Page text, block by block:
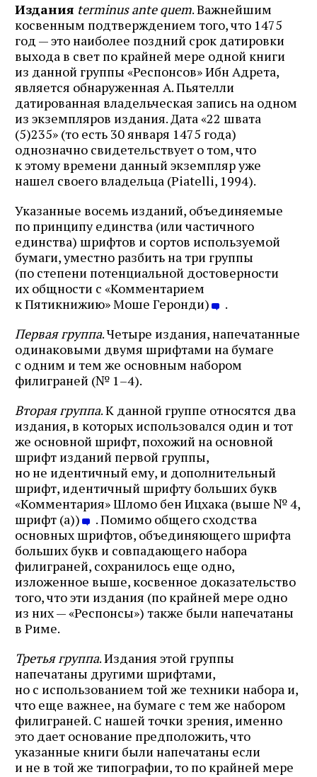
Издания terminus ante quem. Важнейшим
косвенным подтверждением того, что 1475
год — это наиболее поздний срок датировки
выхода в свет по крайней мере одной книги
из данной группы «Респонсов» Ибн Адрета,
является обнаруженная А. Пьятелли
датированная владельческая запись на одном
из экземпляров издания. Дата «22 швата
(5)235» (то есть 30 января 1475 года)
однозначно свидетельствует о том, что
к этому времени данный экземпляр уже
нашел своего владельца (Piatelli, 1994).
Указанные восемь изданий, объединяемые
по принципу единства (или частичного
единства) шрифтов и сортов используемой
бумаги, уместно разбить на три группы
(по степени потенциальной достоверности
их общности с «Комментарием
к Пятикнижию» Моше Геронди)
.
Первая группа. Четыре издания, напечатанные
одинаковыми двумя шрифтами на бумаге
с одним и тем же основным набором
филиграней (№ 1–4).
Вторая группа. К данной группе относятся два
издания, в которых использовался один и тот
же основной шрифт, похожий на основной
шрифт изданий первой группы,
но не идентичный ему, и дополнительный
шрифт, идентичный шрифту больших букв
«Комментария» Шломо бен Ицхака (выше № 4,
шрифт (а))
. Помимо общего сходства
основных шрифтов, объединяющего шрифта
больших букв и совпадающего набора
филиграней, сохранилось еще одно,
изложенное выше, косвенное доказательство
того, что эти издания (по крайней мере одно
из них — «Респонсы») также были напечатаны
в Риме.
Третья группа. Издания этой группы
напечатаны другими шрифтами,
но с использованием той же техники набора и,
что еще важнее, на бумаге с тем же набором
филиграней. С нашей точки зрения, именно
это дает основание предположить, что
указанные книги были напечатаны если
и не в той же типографии, то по крайней мере